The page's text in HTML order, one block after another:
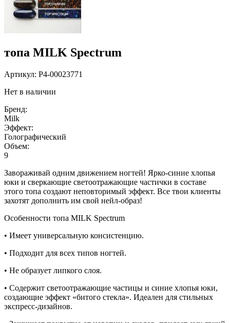
топа MILK Spectrum
Артикул: P4-00023771
Нет в наличии
Бренд:
Milk
Эффект:
Голографический
Объем:
9
Завораживай одним движением ногтей! Ярко-синие хлопья
юки и сверкающие светоотражающие частички в составе
этого топа создают неповторимый эффект. Все твои клиенты
захотят дополнить им свой нейл-образ!
Особенности топа MILK Spectrum
• Имеет универсальную консистенцию.
• Подходит для всех типов ногтей.
• Не образует липкого слоя.
• Содержит светоотражающие частицы и синие хлопья юки,
создающие эффект «битого стекла». Идеален для стильных
экспресс-дизайнов.